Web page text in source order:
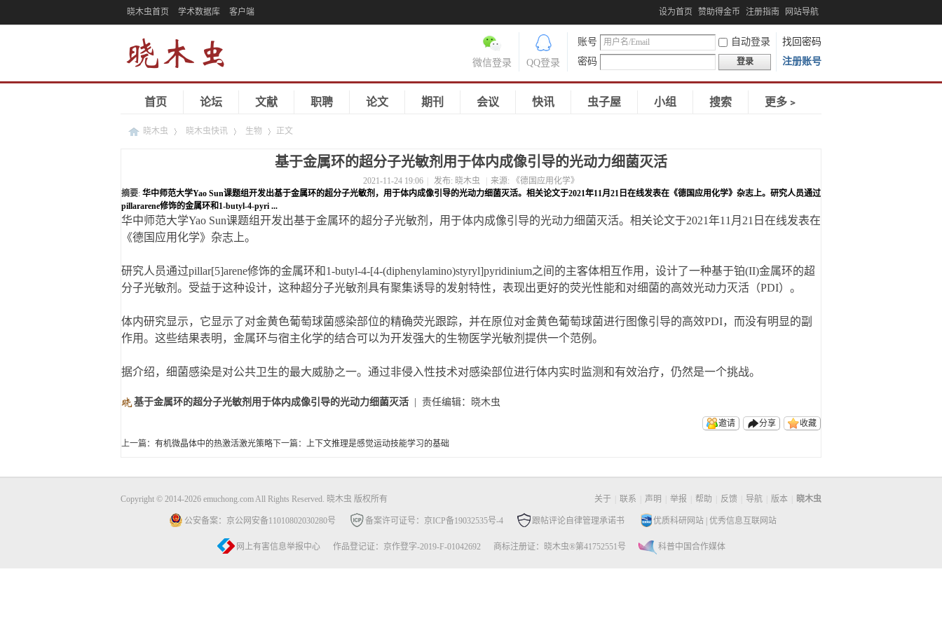
晓木虫首页 学术数据库 客户端 设为首页 赞助得金币 注册指南 网站导航
账号 自动登录
找回密码
密码
登录 注册账号
QQ登录
微信登录
首页 论坛 文献 职聘 论文 期刊 会议 快讯 虫子屋 小组 搜索 更多﹥
晓木虫
›
晓木虫快讯
›
生物
›
正文
基于金属环的超分子光敏剂用于体内成像引导的光动力细菌灭活
2021-11-24 19:06 发布: 晓木虫 来源:
《德国应用化学》
摘要: 华中师范大学Yao Sun课题组开发出基于金属环的超分子光敏剂，用于体内成像引导的光动力细菌灭活。相关论文于2021年11月21日在线发表在《德国应用化学》杂志上。研究人员通过
pillararene修饰的金属环和1-butyl-4-pyri ...
华中师范大学Yao Sun课题组开发出基于金属环的超分子光敏剂，用于体内成像引导的光动力细菌灭活。相关论文于2021年11月21日在线发表在
《德国应用化学》杂志上。
研究人员通过pillar[5]arene修饰的金属环和1-butyl-4-[4-(diphenylamino)styryl]pyridinium之间的主客体相互作用，设计了一种基于铂(II)金属环的超
分子光敏剂。受益于这种设计，这种超分子光敏剂具有聚集诱导的发射特性，表现出更好的荧光性能和对细菌的高效光动力灭活（PDI）。
体内研究显示，它显示了对金黄色葡萄球菌感染部位的精确荧光跟踪，并在原位对金黄色葡萄球菌进行图像引导的高效PDI，而没有明显的副
作用。这些结果表明，金属环与宿主化学的结合可以为开发强大的生物医学光敏剂提供一个范例。
据介绍，细菌感染是对公共卫生的最大威胁之一。通过非侵入性技术对感染部位进行体内实时监测和有效治疗，仍然是一个挑战。
基于金属环的超分子光敏剂用于体内成像引导的光动力细菌灭活 | 责任编辑：晓木虫
收藏
分享
邀请
上一篇： 有机微晶体中的热激活激光策略 下一篇： 上下文推理是感觉运动技能学习的基础
关于 联系 声明 举报 帮助 反馈 导航 版本 晓木虫
Copyright © 2014-2026 emuchong.com All Rights Reserved. 晓木虫 版权所有
公安备案：京公网安备11010802030280号 备案许可证号：京ICP备19032535号-4 跟帖评论自律管理承诺书 优质科研网站 优秀信息互联网站
网上有害信息举报中心 作品登记证：京作登字-2019-F-01042692 商标注册证：晓木虫®第41752551号 科普中国合作媒体